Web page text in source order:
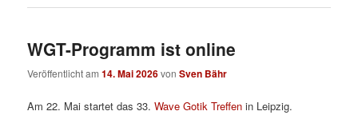
WGT-Programm ist online
Veröffentlicht am14. Mai 2026vonSven Bähr
Am 22. Mai startet das 33.Wave Gotik Treffen in Leipzig.